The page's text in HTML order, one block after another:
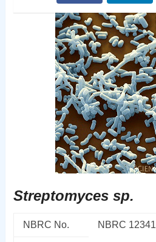
Streptomyces sp.
NBRC No. NBRC 12341